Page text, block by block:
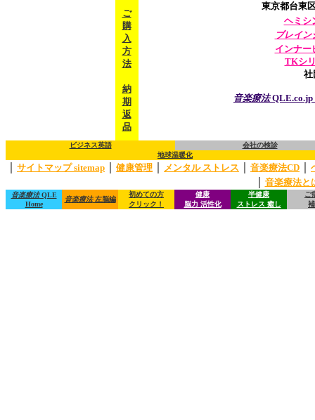
ご
購
入
方
法
納
期
返
品
東京都台東
ヘミシ
ブレイン
インナー
TKシ
社
音楽療法QLE.co.jp
ビジネス英語
会社の検診
地球温暖化
サイトマップ sitemap 健康管理 メンタル ストレス 音楽療法CD
音楽療法と
音楽療法QLE
Home
音楽療法左脳編
初めての方
クリック！
健康
脳力 活性化
半健康
ストレス 癒し
ご